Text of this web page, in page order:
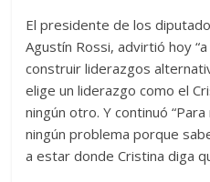
El presidente de los
Agustín Rossi, advirtió hoy
construir liderazgos
elige un liderazgo como el
ningún otro. Y continuó
ningún problema porque
a estar donde Cristina diga